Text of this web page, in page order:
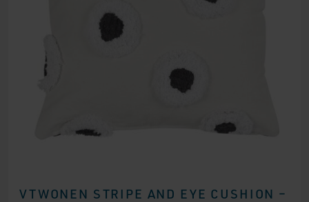
VTWONEN STRIPE AND EYE CUSHION –